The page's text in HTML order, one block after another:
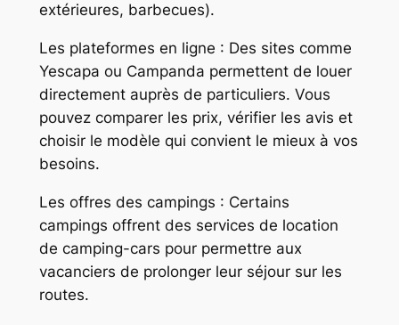
extérieures, barbecues).
Les plateformes en ligne : Des sites comme
Yescapa ou Campanda permettent de louer
directement auprès de particuliers. Vous
pouvez comparer les prix, vérifier les avis et
choisir le modèle qui convient le mieux à vos
besoins.
Les offres des campings : Certains
campings offrent des services de location
de camping-cars pour permettre aux
vacanciers de prolonger leur séjour sur les
routes.